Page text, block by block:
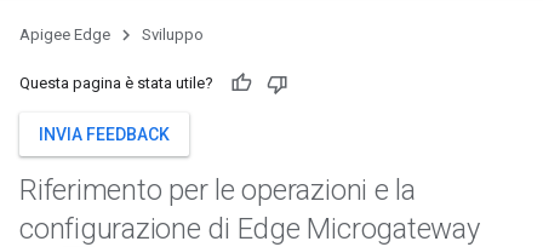
Apigee Edge Sviluppo
Questa pagina è stata utile?
INVIA FEEDBACK
Riferimento per le operazioni e la
configurazione di Edge Microgateway